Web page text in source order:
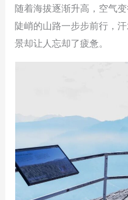
随着海拔逐渐升高，空气
陡峭的山路一步步前行，
景却让人忘却了疲惫。